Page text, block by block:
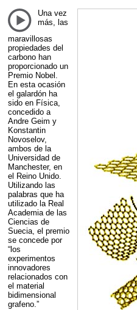
Una vez
más, las
maravillosas
propiedades del
carbono han
proporcionado un
Premio Nobel.
En esta ocasión
el galardón ha
sido en Física,
concedido a
Andre Geim y
Konstantin
Novoselov,
ambos de la
Universidad de
Manchester, en
el Reino Unido.
Utilizando las
palabras que ha
utilizado la Real
Academia de las
Ciencias de
Suecia, el premio
se concede por
“los
experimentos
innovadores
relacionados con
el material
bidimensional
grafeno.”